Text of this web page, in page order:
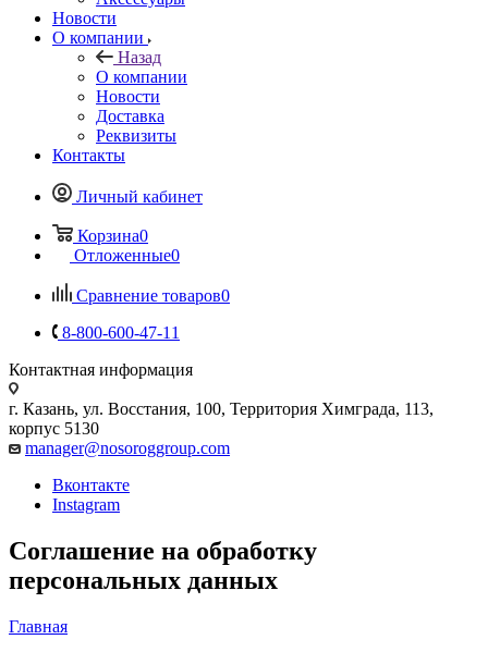
Новости
О компании
Назад
О компании
Новости
Доставка
Реквизиты
Контакты
Личный кабинет
Корзина0
Отложенные0
Сравнение товаров0
8-800-600-47-11
Контактная информация
г. Казань, ул. Восстания, 100, Территория Химграда, 113,
корпус 5130
manager@nosoroggroup.com
Вконтакте
Instagram
Соглашение на обработку
персональных данных
Главная